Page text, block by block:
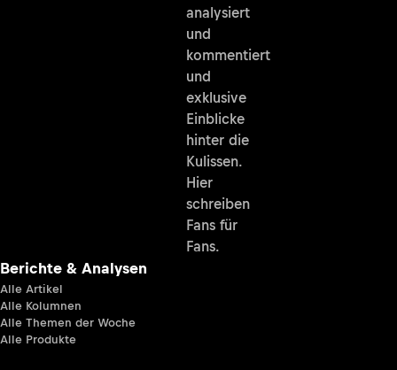
analysiert
und
kommentiert
und
exklusive
Einblicke
hinter die
Kulissen.
Hier
schreiben
Fans für
Fans.
Berichte & Analysen
Alle Artikel
Alle Kolumnen
Alle Themen der Woche
Alle Produkte